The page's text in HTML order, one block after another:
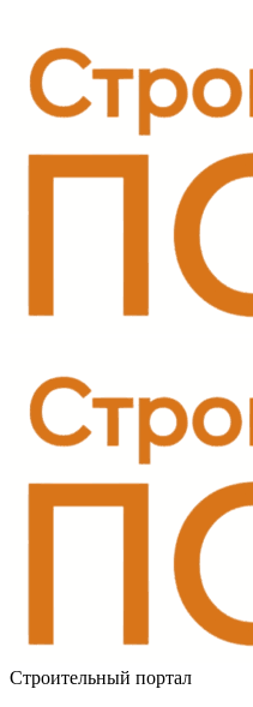
Строительный портал